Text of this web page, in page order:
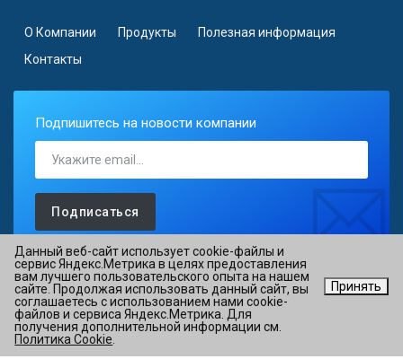
О Компании Продукты
Полезная информация
Контакты
Подпишитесь на новости компании
Подписаться
©2026 АО «ОВИОНТ ИНФОРМ» ИНН 7725088527 ОГРН
1027700076051
Политика в отношении обработки персональных данных
Данный веб-сайт использует cookie-файлы и
сервис Яндекс.Метрика в целях предоставления
вам лучшего пользовательского опыта на нашем
сайте. Продолжая использовать данный сайт, вы
соглашаетесь с использованием нами cookie-
файлов и сервиса Яндекс.Метрика. Для
получения дополнительной информации см.
Политика Cookie
Принять